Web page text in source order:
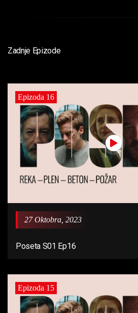
Zadnje Epizode
Epizoda 16
27 Oktobra, 2023
Poseta S01 Ep16
Epizoda 15